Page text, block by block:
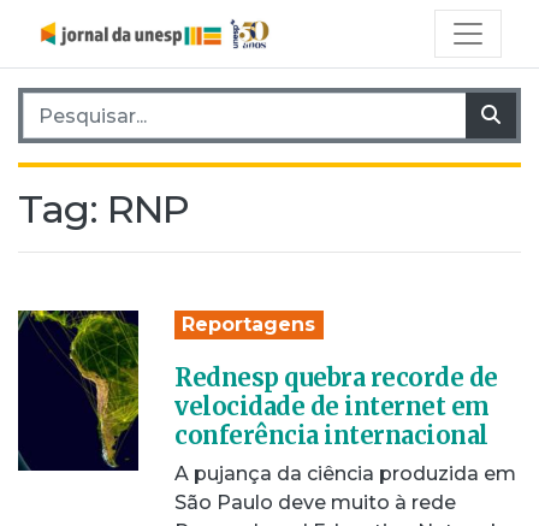
Pesquisar por:
Tag: RNP
Reportagens
Rednesp quebra recorde de
velocidade de internet em
conferência internacional
A pujança da ciência produzida em
São Paulo deve muito à rede